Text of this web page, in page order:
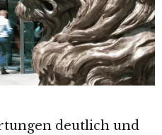
deutlich und